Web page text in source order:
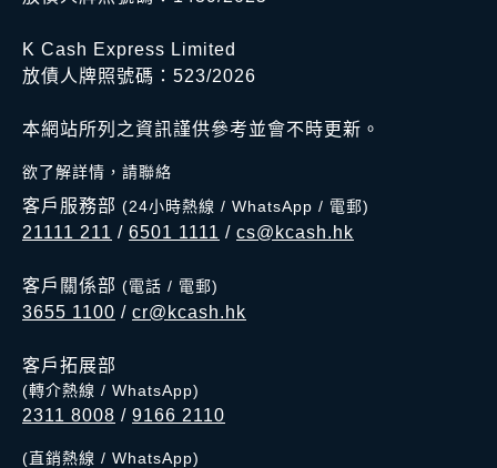
K Cash Express Limited
放債人牌照號碼：523/2026
本網站所列之資訊謹供參考並會不時更新。
欲了解詳情，請聯絡
客戶服務部 (24小時熱線 / WhatsApp / 電郵)
21111 211 / 6501 1111 / cs@kcash.hk
客戶關係部 (電話 / 電郵)
3655 1100 / cr@kcash.hk
客戶拓展部
(轉介熱線 / WhatsApp)
2311 8008 / 9166 2110
(直銷熱線 / WhatsApp)